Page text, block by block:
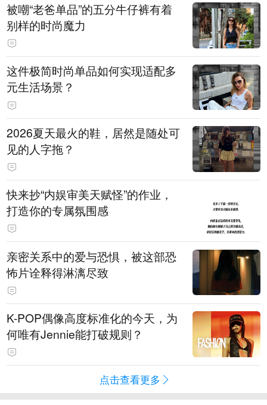
被嘲“老爸单品”的五分牛仔裤有着
别样的时尚魔力
这件极简时尚单品如何实现适配多
元生活场景？
2026夏天最火的鞋，居然是随处可
见的人字拖？
快来抄“内娱审美天赋怪”的作业，
打造你的专属氛围感
亲密关系中的爱与恐惧，被这部恐
怖片诠释得淋漓尽致
K-POP偶像高度标准化的今天，为
何唯有Jennie能打破规则？
点击查看更多